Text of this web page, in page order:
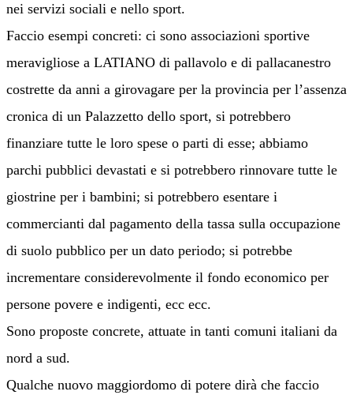
nei servizi sociali e nello sport.
Faccio esempi concreti: ci sono associazioni sportive
meravigliose a LATIANO di pallavolo e di pallacanestro
costrette da anni a girovagare per la provincia per l’assenza
cronica di un Palazzetto dello sport, si potrebbero
finanziare tutte le loro spese o parti di esse; abbiamo
parchi pubblici devastati e si potrebbero rinnovare tutte le
giostrine per i bambini; si potrebbero esentare i
commercianti dal pagamento della tassa sulla occupazione
di suolo pubblico per un dato periodo; si potrebbe
incrementare considerevolmente il fondo economico per
persone povere e indigenti, ecc ecc.
Sono proposte concrete, attuate in tanti comuni italiani da
nord a sud.
Qualche nuovo maggiordomo di potere dirà che faccio